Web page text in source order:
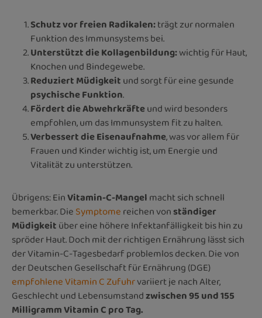
Schutz vor freien Radikalen:trägt zur normalen
Funktion des Immunsystems bei.
Unterstützt die Kollagenbildung:wichtig für Haut,
Knochen und Bindegewebe.
Reduziert Müdigkeitund sorgt für eine gesunde
psychische Funktion.
Fördert die Abwehrkräfteund wird besonders
empfohlen, um das Immunsystem fit zu halten.
Verbessert die Eisenaufnahme, was vor allem für
Frauen und Kinder wichtig ist, um Energie und
Vitalität zu unterstützen.
Übrigens: EinVitamin-C-Mangelmacht sich schnell
bemerkbar. DieSymptomereichen vonständiger
Müdigkeitüber eine höhere Infektanfälligkeit bis hin zu
spröder Haut. Doch mit der richtigen Ernährung lässt sich
der Vitamin-C-Tagesbedarf problemlos decken. Die von
der Deutschen Gesellschaft für Ernährung (DGE)
empfohlene Vitamin C Zufuhrvariiert je nach Alter,
Geschlecht und Lebensumstandzwischen 95 und 155
Milligramm Vitamin C pro Tag.